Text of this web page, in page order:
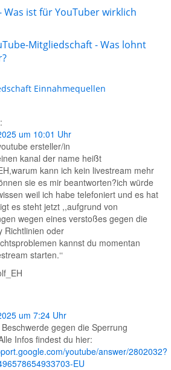
Was ist für YouTuber wirklich
Mitgliedschaft - Was lohnt
Einnahmequellen
um 10:01 Uhr
ersteller/in
kanal der name heißt
kann ich kein livestream mehr
sie es mir beantworten?ich würde
weil ich habe telefoniert und es hat
es steht jetzt ,,aufgrund von
wegen eines verstoßes gegen die
Richtlinien oder
kannst du momentan
starten.‘‘
um 7:24 Uhr
gegen die Sperrung
Infos findest du hier:
youtube/answer/2802032?
EU